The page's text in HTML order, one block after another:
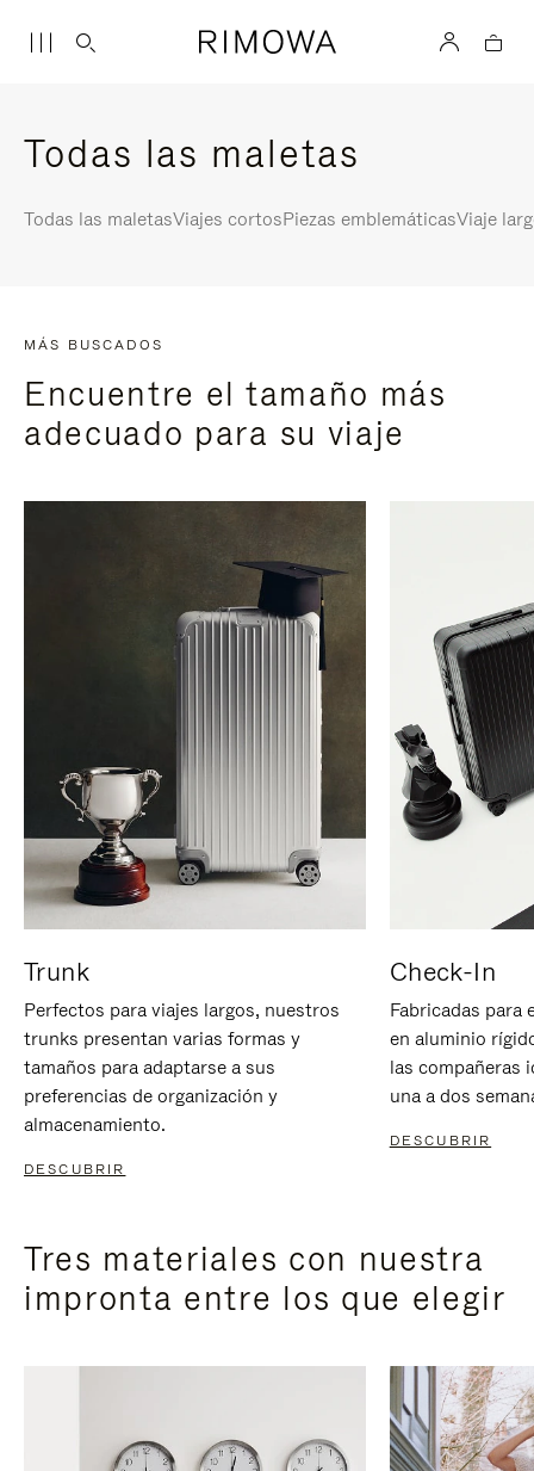
Todas las maletas
Todas las maletasViajes cortosPiezas emblemáticasViaje
MÁS BUSCADOS
Encuentre el tamaño más
adecuado para su viaje
Trunk
Perfectos para viajes largos, nuestros
trunks presentan varias formas y
tamaños para adaptarse a sus
preferencias de organización y
almacenamiento.
DESCUBRIR
Check-In
Fabricadas para
en aluminio
las compañeras
una a dos
DESCUBRIR
Tres materiales con nuestra
impronta entre los que elegir